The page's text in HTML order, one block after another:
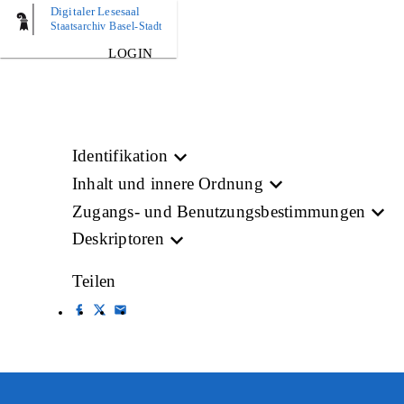
Digitaler Lesesaal
Staatsarchiv Basel-Stadt
LOGIN
BILD
Identifikation
Inhalt und innere Ordnung
Zugangs- und Benutzungsbestimmungen
Deskriptoren
Teilen